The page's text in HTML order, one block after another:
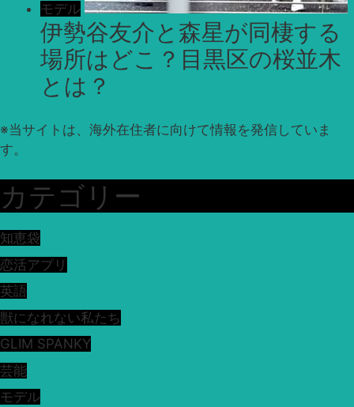
モデル
伊勢谷友介と森星が同棲する
場所はどこ？目黒区の桜並木
とは？
※当サイトは、海外在住者に向けて情報を発信していま
す。
カテゴリー
知恵袋
恋活アプリ
英語
獣になれない私たち
GLIM SPANKY
芸能
モデル